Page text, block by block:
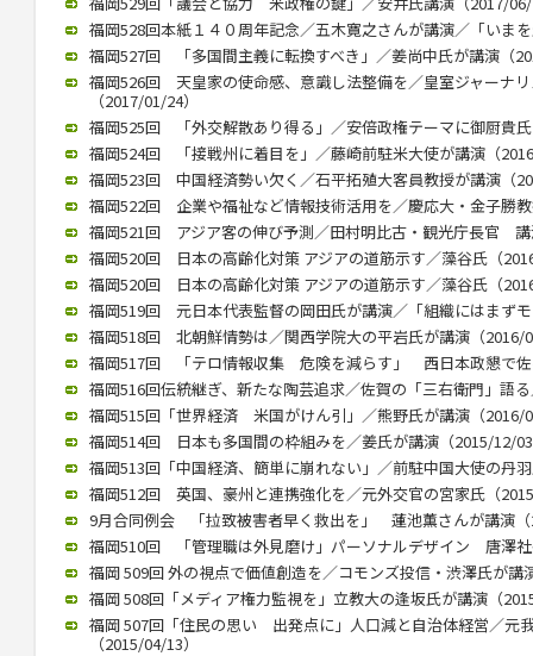
福岡528回本紙１４０周年記念／五木寛之さんが講演／「いま
福岡527回 「多国間主義に転換すべき」／姜尚中氏が講演（
福岡526回 天皇家の使命感、意識し法整備を／皇室ジャーナ
（2017/01/24）
福岡525回 「外交解散あり得る」／安倍政権テーマに御厨貴
福岡524回 「接戦州に着目を」／藤崎前駐米大使が講演（
福岡523回 中国経済勢い欠く／石平拓殖大客員教授が講演（
福岡522回 企業や福祉など情報技術活用を／慶応大・金子勝
福岡521回 アジア客の伸び予測／田村明比古・観光庁長官 講
福岡520回 日本の高齢化対策 アジアの道筋示す／藻谷氏（
福岡520回 日本の高齢化対策 アジアの道筋示す／藻谷氏（
福岡519回 元日本代表監督の岡田氏が講演／「組織にはまず
福岡518回 北朝鮮情勢は／関西学院大の平岩氏が講演（2016/
福岡517回 「テロ情報収集 危険を減らす」 西日本政懇で佐
福岡516回伝統継ぎ、新たな陶芸追求／佐賀の「三右衛門」語
福岡515回「世界経済 米国がけん引」／熊野氏が講演（2016/
福岡514回 日本も多国間の枠組みを／姜氏が講演（2015/12/
福岡513回「中国経済、簡単に崩れない」／前駐中国大使の丹
福岡512回 英国、豪州と連携強化を／元外交官の宮家氏（
9月合同例会 「拉致被害者早く救出を」 蓮池薫さんが講演
福岡510回 「管理職は外見磨け」パーソナルデザイン 唐澤
福岡 509回 外の視点で価値創造を／コモンズ投信・渋澤氏が講
福岡 508回「メディア権力監視を」立教大の逢坂氏が講演（
福岡 507回「住民の思い 出発点に」人口減と自治体経営／元
（2015/04/13）